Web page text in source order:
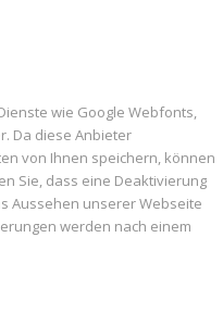
wie Google Webfonts,
Da diese Anbieter
von Ihnen speichern, können
Sie, dass eine Deaktivierung
Aussehen unserer Webseite
werden nach einem